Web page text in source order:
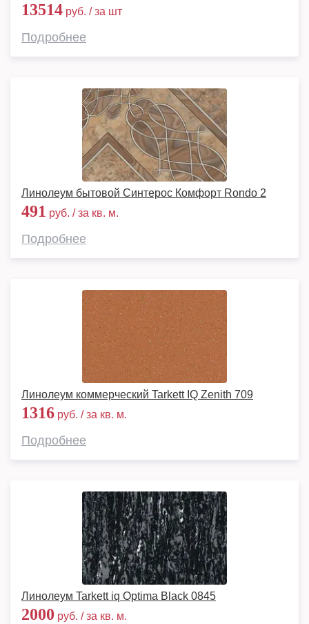
13514 руб. / за шт
Подробнее
Линолеум бытовой Синтерос Комфорт Rondo 2
491 руб. / за кв. м.
Подробнее
Линолеум коммерческий Tarkett IQ Zenith 709
1316 руб. / за кв. м.
Подробнее
Линолеум Tarkett iq Optima Black 0845
2000 руб. / за кв. м.